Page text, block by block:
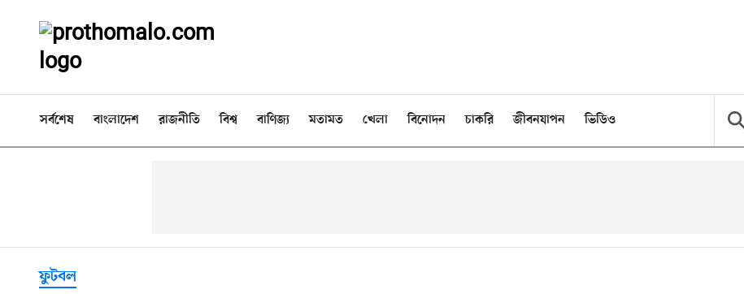
সর্বশেষ বাংলাদেশ রাজনীতি বিশ্ব বাণিজ্য মতামত খেলা বিনোদন চাকরি জীবনযাপন ভিডিও
ফুটবল